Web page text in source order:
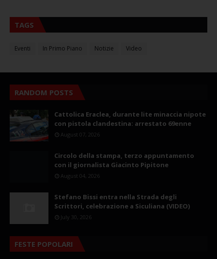
TAGS
Eventi In Primo Piano Notizie Video
RANDOM POSTS
Cattolica Eraclea, durante lite minaccia nipote
con pistola clandestina: arrestato 69enne
August 07, 2026
Circolo della stampa, terzo appuntamento
con il giornalista Giacinto Pipitone
August 04, 2026
Stefano Bissi entra nella Strada degli
Scrittori, celebrazione a Siculiana (VIDEO)
July 30, 2026
FESTE POPOLARI